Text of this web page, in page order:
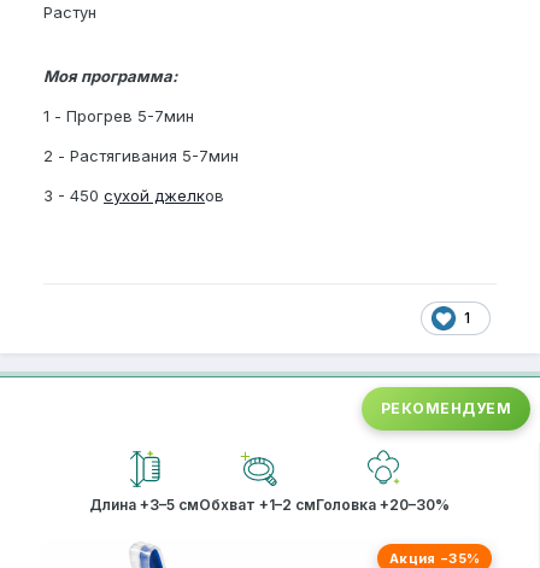
Растун
Моя программа:
1 - Прогрев 5-7мин
2 - Растягивания 5-7мин
3 - 450 сухой джелков
1
РЕКОМЕНДУЕМ
Длина +3–5 смОбхват +1–2 смГоловка +20–30%
Акция −35%